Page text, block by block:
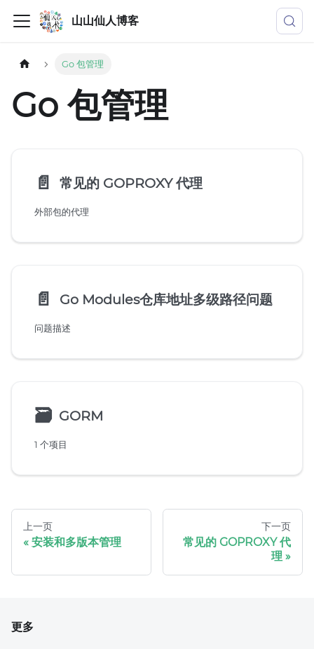
山山仙人博客
Go 包管理
Go 包管理
📄️ 常见的 GOPROXY 代理
外部包的代理
📄️ Go Modules仓库地址多级路径问题
问题描述
🗃 GORM
1 个项目
上一页
安装和多版本管理
下一页
常见的 GOPROXY 代
理
更多